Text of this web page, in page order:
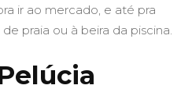
ir ao mercado, e até pra
praia ou à beira da piscina.